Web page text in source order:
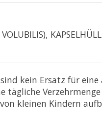
kein Ersatz für eine
tägliche
kleinen Kindern